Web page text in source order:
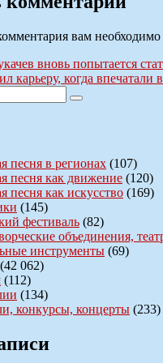
вам необходимо
вновь попытается
карьеру, когда впечатали
Поиск
песня в регионах (107)
песня как движение (120)
песня как искусство (169)
(145)
фестиваль (82)
объединения,
инструменты (69)
(42 062)
(112)
(134)
конкурсы, концерты (233)